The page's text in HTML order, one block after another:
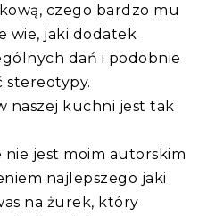
czego bardzo mu
wie, jaki dodatek
dań i podobnie
stereotypy.
naszej kuchni jest tak
nie jest moim autorskim
najlepszego jaki
na żurek, który